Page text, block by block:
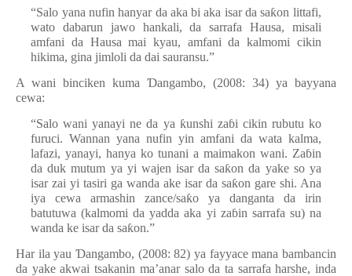
“Salo yana nufin hanyar da aka bi aka isar da saƙon littafi,
wato dabarun jawo hankali, da sarrafa Hausa, misali
amfani da Hausa mai kyau, amfani da kalmomi cikin
hikima, gina jimloli da dai sauransu.”
A wani binciken kuma Ɗangambo, (2008: 34) ya bayyana
cewa:
“Salo wani yanayi ne da ya ƙunshi zaɓi cikin rubutu ko
furuci. Wannan yana nufin yin amfani da wata kalma,
lafazi, yanayi, hanya ko tunani a maimakon wani. Zaɓin
da duk mutum ya yi wajen isar da saƙon da yake so ya
isar zai yi tasiri ga wanda ake isar da saƙon gare shi. Ana
iya cewa armashin zance/saƙo ya danganta da irin
batutuwa (kalmomi da yadda aka yi zaɓin sarrafa su) na
wanda ke isar da saƙon.”
Har ila yau Ɗangambo, (2008: 82) ya fayyace mana bambancin
da yake akwai tsakanin ma’anar salo da ta sarrafa harshe, inda